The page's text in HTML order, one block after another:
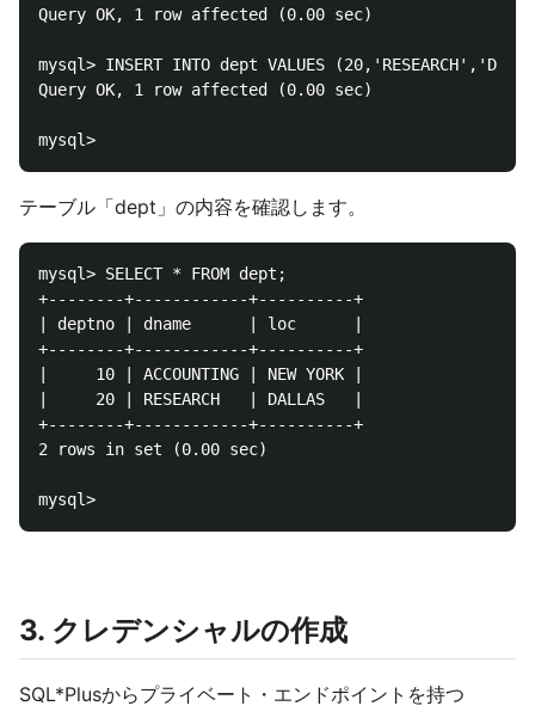
Query OK, 1 row affected (0.00 sec)
mysql> INSERT INTO dept VALUES
Query OK, 1 row affected (0.00 sec)
テーブル「dept」の内容を確認します。
mysql> SELECT * FROM dept;
+--------+------------+----------+
| deptno | dname      | loc      |
+--------+------------+----------+
|     10 | ACCOUNTING | NEW YORK |
|     20 | RESEARCH   | DALLAS   |
+--------+------------+----------+
2 rows in set (0.00 sec)
3. クレデンシャルの作成
SQL*Plusからプライベート・エンドポイントを持つ